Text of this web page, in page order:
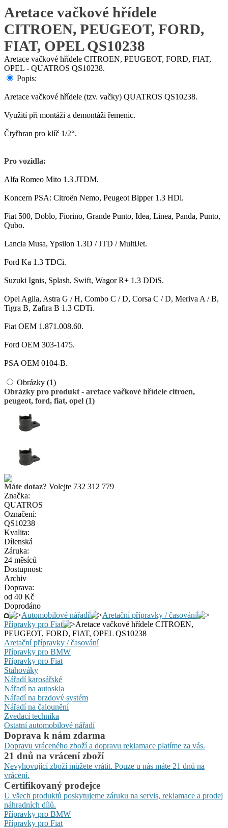
Aretace vačkové hřídele
CITROEN, PEUGEOT, FORD,
FIAT, OPEL QS10238
Aretace vačkové hřídele CITROEN, PEUGEOT, FORD, FIAT,
OPEL - QUATROS QS10238.
Popis:
Aretace vačkové hřídele (tzv. vačky) QUATROS QS10238.
Využití při montáži a demontáži řemenic.
Čtyřhran pro klíč 1/2“.
Pro vozidla:
Alfa Romeo Mito 1.3 JTDM.
Koncern PSA: Citroën Nemo, Peugeot Bipper 1.3 HDi.
Fiat 500, Doblo, Fiorino, Grande Punto, Idea, Linea, Panda, Punto,
Qubo.
Lancia Musa, Ypsilon 1.3D / JTD / MultiJet.
Ford Ka 1.3 TDCi.
Suzuki Ignis, Splash, Swift, Wagor R+ 1.3 DDiS.
Opel Agila, Astra G / H, Combo C / D, Corsa C / D, Meriva A / B,
Tigra B, Zafira B 1.3 CDTi.
Fiat OEM 1.871.008.60.
Ford OEM 303-1475.
PSA OEM 0104-B.
Obrázky (1)
Obrázky pro produkt - aretace vačkové hřídele citroen,
peugeot, ford, fiat, opel (1)
Máte dotaz? Volejte 732 312 779
Značka:
QUATROS
Označení:
QS10238
Kvalita:
Dílenská
Záruka:
24 měsíců
Dostupnost:
Archiv
Doprava:
od 40 Kč
Doprodáno
Automobilové nářadí
Aretační přípravky / časování
Přípravky pro Fiat
Aretace vačkové hřídele CITROEN,
PEUGEOT, FORD, FIAT, OPEL QS10238
Aretační přípravky / časování
Přípravky pro BMW
Přípravky pro Fiat
Stahováky
Nářadí karosářské
Nářadí na autoskla
Nářadí na brzdový systém
Nářadí na čalounění
Zvedací technika
Ostatní automobilové nářadí
Doprava k nám zdarma
Dopravu vráceného zboží a dopravu reklamace platíme za vás.
21 dnů na vrácení zboží
Nevyhovující zboží můžete vrátit. Pouze u nás máte 21 dnů na
vrácení.
Certifikovaný prodejce
U všech produktů poskytujeme záruku na servis, reklamace a prodej
náhradních dílů.
Přípravky pro BMW
Přípravky pro Fiat